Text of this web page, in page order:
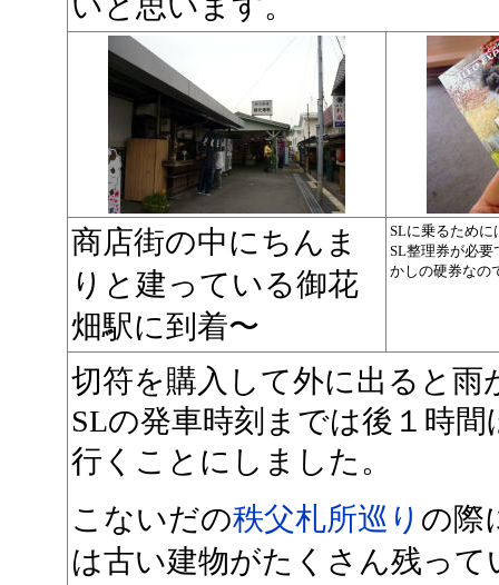
商店街の中にちんま
りと建っている御花
畑駅に到着〜
SLに乗るために
SL整理券が必要
かしの硬券なの
切符を購入して外に出ると雨
SLの発車時刻までは後１時
行くことにしました。
こないだの秩父札所巡り の際
は古い建物がたくさん残っ